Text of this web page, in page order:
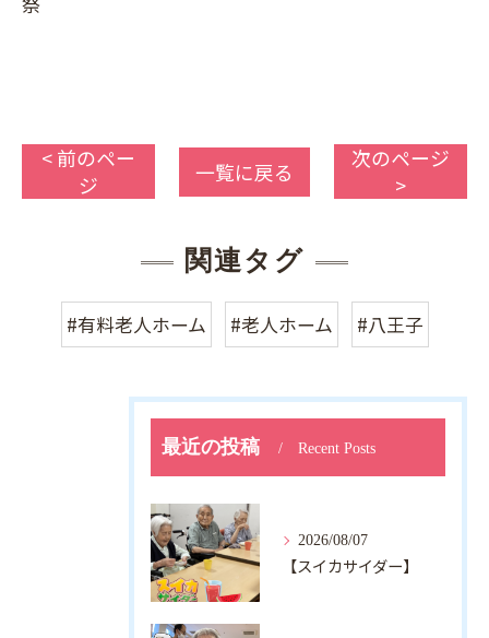
< 前のペー
ジ
一覧に戻る
次のページ
>
関連タグ
#有料老人ホーム #老人ホーム #八王子
最近の投稿 Recent Posts
2026/08/07
【スイカサイダー】